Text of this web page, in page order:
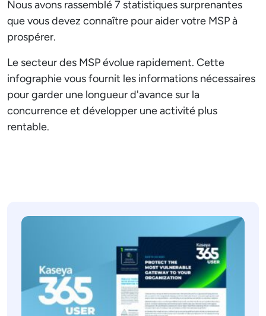
Nous avons rassemblé 7 statistiques surprenantes
que vous devez connaître pour aider votre MSP à
prospérer.
Le secteur des MSP évolue rapidement. Cette
infographie vous fournit les informations nécessaires
pour garder une longueur d'avance sur la
concurrence et développer une activité plus
rentable.